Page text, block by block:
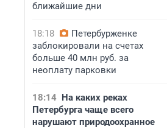
ближайшие дни
18:18
Петербурженке
заблокировали на счетах
больше 40 млн руб. за
неоплату парковки
18:14 На каких реках
Петербурга чаще всего
нарушают природоохранное